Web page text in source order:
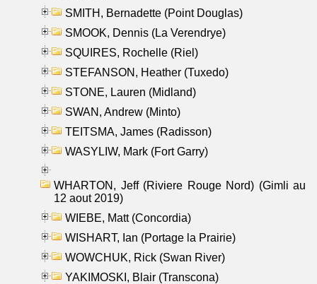
SMITH, Bernadette (Point Douglas)
SMOOK, Dennis (La Verendrye)
SQUIRES, Rochelle (Riel)
STEFANSON, Heather (Tuxedo)
STONE, Lauren (Midland)
SWAN, Andrew (Minto)
TEITSMA, James (Radisson)
WASYLIW, Mark (Fort Garry)
WHARTON, Jeff (Riviere Rouge Nord) (Gimli au
12 aout 2019)
WIEBE, Matt (Concordia)
WISHART, Ian (Portage la Prairie)
WOWCHUK, Rick (Swan River)
YAKIMOSKI, Blair (Transcona)